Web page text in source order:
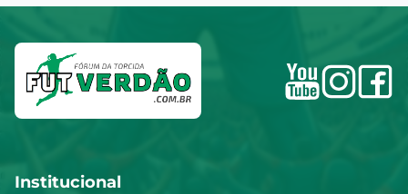
Institucional